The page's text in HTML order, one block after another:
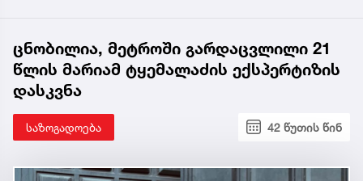
ცნობილია, მეტროში გარდაცვლილი 21
წლის მარიამ ტყემალაძის ექსპერტიზის
დასკვნა
საზოგადოება 42 წუთის წინ